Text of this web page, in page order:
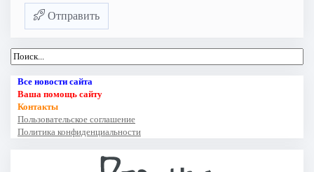
Отправить
Все новости сайта
Ваша помощь сайту
Контакты
Пользовательское соглашение
Политика конфиденциальности